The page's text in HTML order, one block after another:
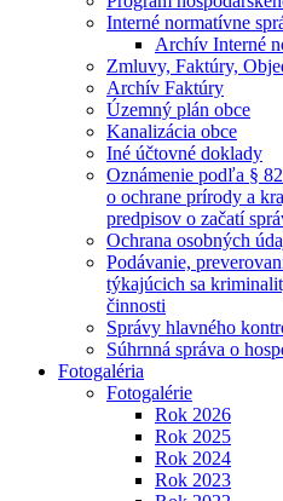
Interné normatívne
Archív Interné
Zmluvy, Faktúry,
Archív Faktúry
Územný plán obce
Kanalizácia obce
Iné účtovné doklady
Oznámenie podľa §
o ochrane prírody a
predpisov o začatí
Ochrana osobných
Podávanie,
týkajúcich sa
činnosti
Správy hlavného
Súhrnná správa o
Fotogaléria
Fotogalérie
Rok 2026
Rok 2025
Rok 2024
Rok 2023